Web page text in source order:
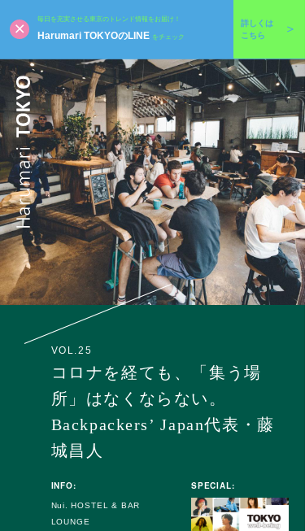
毎日を充実させる東京のトレンド情報をお届け！
Harumari TOKYOのLINE をチェック
詳しくは
こちら
VOL.25
コロナを経ても、「集う場
所」はなくならない。
Backpackers’ Japan代表・藤
城昌人
INFO:
Nui. HOSTEL & BAR
LOUNGE
SPECIAL: